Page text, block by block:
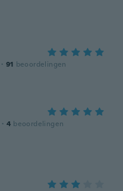
· 91 beoordelingen
· 4 beoordelingen